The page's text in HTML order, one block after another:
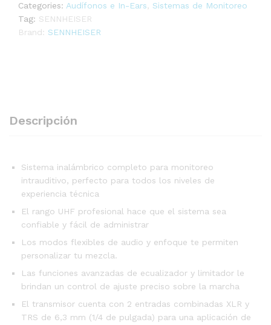
Categories: Audífonos e In-Ears
Sistemas de Monitoreo
Tag: SENNHEISER
Brand: SENNHEISER
Descripción
Sistema inalámbrico completo para monitoreo
intrauditivo, perfecto para todos los niveles de
experiencia técnica
El rango UHF profesional hace que el sistema sea
confiable y fácil de administrar
Los modos flexibles de audio y enfoque te permiten
personalizar tu mezcla.
Las funciones avanzadas de ecualizador y limitador le
brindan un control de ajuste preciso sobre la marcha
El transmisor cuenta con 2 entradas combinadas XLR y
TRS de 6,3 mm (1/4 de pulgada) para una aplicación de